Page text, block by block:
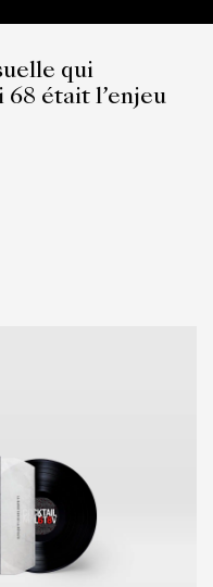
qui
68 était l’enjeu